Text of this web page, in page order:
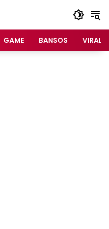
GAME BANSOS VIRAL